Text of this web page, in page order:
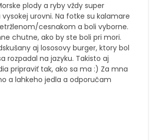
plody a ryby vždy super
urovni. Na fotke su kalamare
cesnakom a boli vyborne.
chutne, ako by ste boli pri mori.
aj lososovy burger, ktory bol
rozpadal na jazyku. Takisto aj
pripraviť tak, ako sa ma :) Za mna
a lahkeho jedla a odporučam